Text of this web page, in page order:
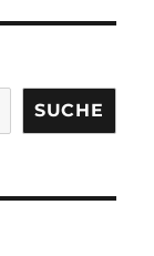
SUCHE